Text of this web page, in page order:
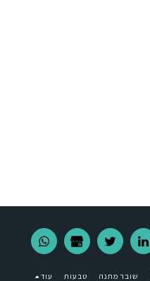
שובר מתנה טבעות עוד